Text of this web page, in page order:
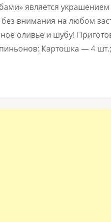
является
без внимания на любом
оливье и шубу!
Картошка — 4